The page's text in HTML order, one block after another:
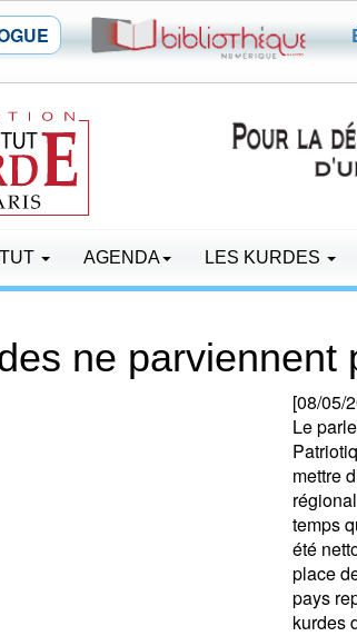
AGENDA LES KURDES
ne
[08/05/
Le
mettre
temps
été
place
pays
kurdes